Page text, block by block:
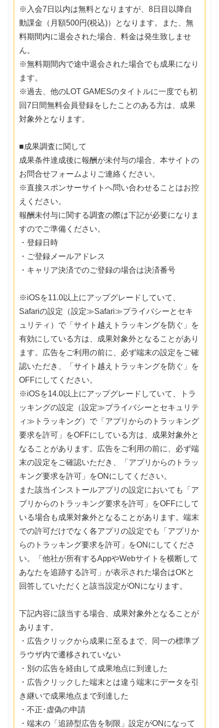
※入会7日以内は無料となりますが、8日目以降自
動課金（月額500円(税込)）となります。また、無
料期間内に退会された場合、料金は発生致しませ
ん。
※無料期間内で途中退会された場合でも成果になり
ます。
※過去、他のLOT GAMESのタイトルに一度でも初
回7日間無料会員登録をしたことのある方は、成果
対象外となります。
■成果調査に関して
成果条件達成後に報酬が未付与の場合、本サイトの
お問合せフォームよりご連絡ください。
※直接スポンサーサイトへ問い合わせることはお控
えください。
報酬未付与に関する調査の際は下記が必要になりま
すのでご準備ください。
・登録日時
・ご登録メールアドレス
・キャリア決済でのご登録の場合は決済番号
※iOSを11.0以上にアップグレードしていて、
Safariの設定（設定≫Safari≫プライバシーとセキ
ュリティ）で「サイト越えトラッキングを防ぐ」を
有効にしている方は、成果対象外となることがあり
ます。広告をご利用の前に、必ず端末の設定をご確
認いただき、「サイト越えトラッキングを防ぐ」を
OFFにしてください。
※iOSを14.0以上にアップグレードしていて、トラ
ッキングの設定（設定≫プライバシーとセキュリテ
ィ≫トラッキング）で「アプリからのトラッキング
要求を許可」をOFFにしている方は、成果対象外と
なることがあります。広告をご利用の前に、必ず端
末の設定をご確認いただき、「アプリからのトラッ
キング要求を許可」をONにしてください。
また該当インストールアプリの設定においても「ア
プリからのトラッキング要求を許可」をOFFにして
いる場合も成果対象外となることがあります。端末
での許可だけでなく各アプリの設定でも「アプリか
らのトラッキング要求を許可」をONにしてくださ
い。「他社が所有するAppやWebサイトを横断して
あなたを追跡する許可」が表示された場合はOKと
回答していただくと該当設定がONになります。
下記内容に該当する場合、成果対象外となることが
あります。
・広告クリックから成果に至るまで、同一の標準ブ
ラウザ内で遷移されていない
・別の広告を経由して成果地点に到達した
・広告クリックした端末とは違う端末にデータを引
き継いで成果地点まで到達した
・不正･虚偽の申請
・端末の「追跡型広告を制限」設定がONになって